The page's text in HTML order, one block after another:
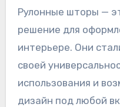
Рулонные шторы —
решение для
интерьере. Они
своей
использования и
дизайн под любой